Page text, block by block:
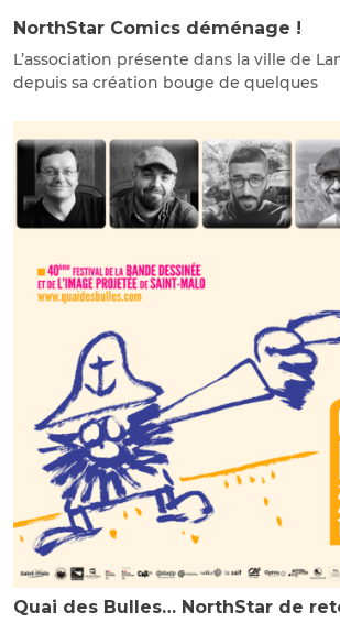
NorthStar Comics déménage !
L’association présente dans la ville de
depuis sa création bouge de quelques
Quai des Bulles… NorthStar de